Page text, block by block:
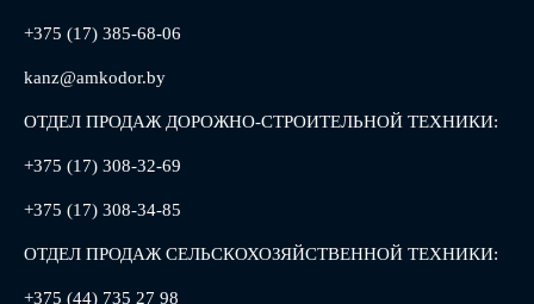
+375 (17) 385-68-06
kanz@amkodor.by
ОТДЕЛ ПРОДАЖ ДОРОЖНО-СТРОИТЕЛЬНОЙ ТЕХНИКИ:
+375 (17) 308-32-69
+375 (17) 308-34-85
ОТДЕЛ ПРОДАЖ СЕЛЬСКОХОЗЯЙСТВЕННОЙ ТЕХНИКИ:
+375 (44) 735 27 98